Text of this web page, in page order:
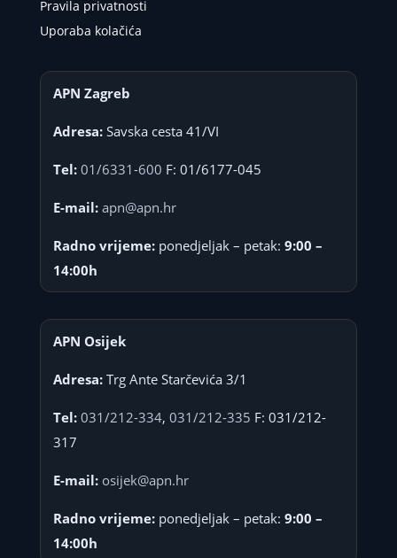
Pravila privatnosti
Uporaba kolačića
APN Zagreb
Adresa:Savska cesta 41/VI
Tel: 01/6331-600 F: 01/6177-045
E-mail: apn@apn.hr
Radno vrijeme:ponedjeljak – petak: 9:00 –
14:00h
APN Osijek
Adresa:Trg Ante Starčevića 3/1
Tel: 031/212-334, 031/212-335 F: 031/212-
317
E-mail: osijek@apn.hr
Radno vrijeme:ponedjeljak – petak: 9:00 –
14:00h